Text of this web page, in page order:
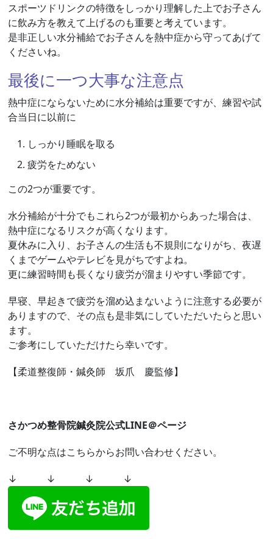
スポーツドリンクの特徴をしっかり理解した上でお子さん
に飲み方を教えて上げるのも重要と考えています。
是非正しい水分補給でお子さんを熱中症から守ってあげて
くださいね。
最後に一つ大事な注意点
熱中症にならないために水分補給は重要ですが、練習や試
合当日に以前に
しっかり睡眠を取る
疲労をためない
この2つが重要です。
水分補給が十分でもこれら2つが最初からあった場合は、
熱中症になるリスクが高くなります。
夏休みに入り、お子さんの生活も不規則になりがち、夜遅
くまでゲームやテレビを見がちですよね。
更に練習時間も長くなり疲労が溜まりやすい季節です。
早寝、早起きで疲労を溜め込まないように注意する必要が
ありますので、その点も是非気にしていただいたらと思い
ます。
ご参考にしていただけたら幸いです。
【柔道整復師・鍼灸師 坂爪 慶監修】
さかつめ整骨院鍼灸院公式LINE＠ページ
ご不明な点はこちらからお問い合わせください。
↓ ↓ ↓ ↓